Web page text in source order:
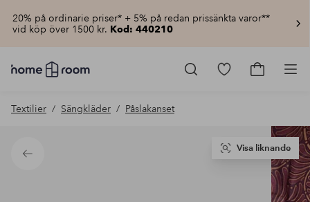
20% på ordinarie priser* + 5% på redan prissänkta varor**
vid köp över 1500 kr. Kod: 440210
Homeroom
–
hemmet
pris
Gå
Gå
Textilier Sängkläder Påslakanset
Tillbaka
Visa liknande